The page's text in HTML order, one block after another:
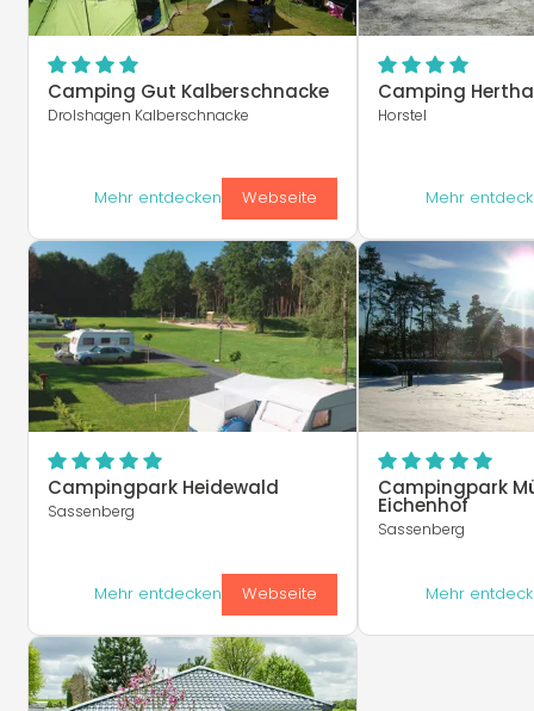
Camping Gut Kalberschnacke
Drolshagen Kalberschnacke
Mehr entdecken Webseite
Camping
Horstel
Mehr
Campingpark Heidewald
Sassenberg
Mehr entdecken Webseite
Campingpark
Eichenhof
Sassenberg
Mehr